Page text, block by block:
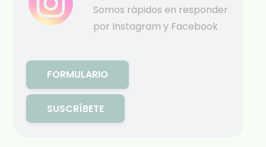
Somos rápidos en responder
por Instagram y Facebook
FORMULARIO
SUSCRÍBETE